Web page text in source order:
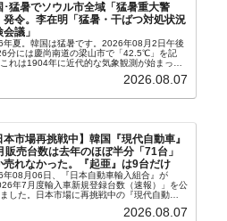
･猛暑でソウル市全域「猛暑重大警
発令。李在明「猛暑・干ばつ対処状況
議」
年夏。韓国は猛暑です。2026年08月2日午後
分には慶尚南道の梁山市で「42.5℃」を記
れは1904年に近代的な気象観測が始まって
市全域への「猛暑重大警報」が発令され...
2026.08.07
本市場再挑戦中】韓国『現代自動車』
販売台数は去年のほぼ半分「71台」
売れなかった。『起亜』は9台だけ
年08月06日、『日本自動車輸入組合』が
年7月度輸入車新規登録台数（速報）」を公
した。日本市場に再挑戦中の『現代自動
はこの中に捉えられているはずです。先月から
2026.08.07